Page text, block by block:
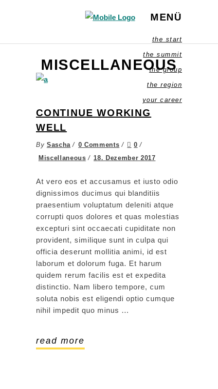
MENÜ
the start
the summit
the group
the region
your career
MISCELLANEOUS
CONTINUE WORKING
WELL
By Sascha 0 Comments
0
Miscellaneous
18. Dezember 2017
At vero eos et accusamus et iusto odio
dignissimos ducimus qui blanditiis
praesentium voluptatum deleniti atque
corrupti quos dolores et quas molestias
excepturi sint occaecati cupiditate non
provident, similique sunt in culpa qui
officia deserunt mollitia animi, id est
laborum et dolorum fuga. Et harum
quidem rerum facilis est et expedita
distinctio. Nam libero tempore, cum
soluta nobis est eligendi optio cumque
nihil impedit quo minus
read more